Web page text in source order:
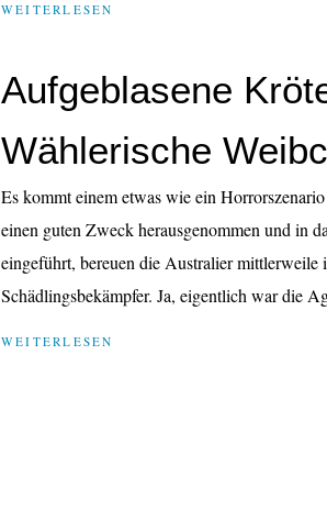
WEITERLESEN
Aufgeblasene
Wählerische
Es kommt einem etwas wie ein
einen guten Zweck herausgenommen und in
eingeführt, bereuen die Australier mittlerweile
Schädlingsbekämpfer. Ja, eigentlich war die
WEITERLESEN